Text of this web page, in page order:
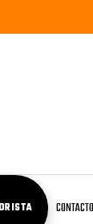
CONTACTO